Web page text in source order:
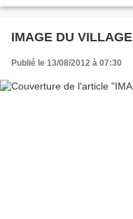
IMAGE DU VILLAGE
Publié le 13/08/2012 à 07:30